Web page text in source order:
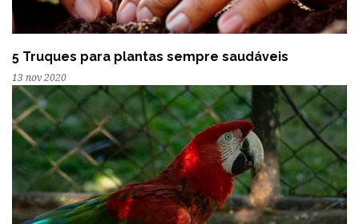
5 Truques para plantas sempre saudáveis
13 nov 2020